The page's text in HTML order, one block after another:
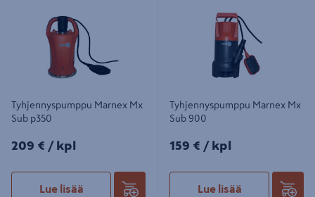
Tyhjennyspumppu Marnex Mx
Sub p350
209€/kpl
209 € / kpl
Lue lisää
Tyhjennyspumppu Marnex Mx
Sub 900
159€/kpl
159 € / kpl
Lue lisää